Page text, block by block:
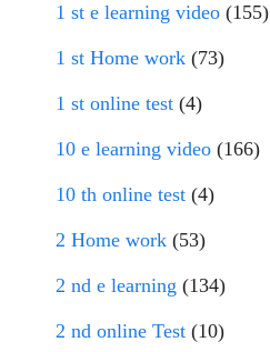
1 st e learning video (155)
1 st Home work (73)
1 st online test (4)
10 e learning video (166)
10 th online test (4)
2 Home work (53)
2 nd e learning (134)
2 nd online Test (10)